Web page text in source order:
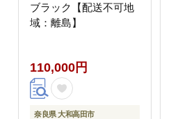
ブラック【配送不可地
域：離島】
110,000円
奈良県 大和高田市